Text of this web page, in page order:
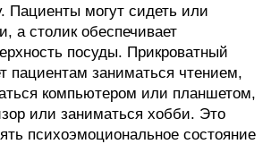
Пациенты могут сидеть или
а столик обеспечивает
посуды. Прикроватный
пациентам заниматься чтением,
компьютером или планшетом,
или заниматься хобби. Это
психоэмоциональное состояние